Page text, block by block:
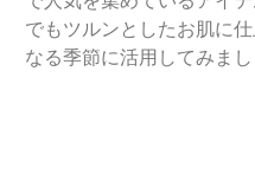
でもツルンとしたお肌に
なる季節に活用してみまし